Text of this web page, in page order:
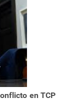
en TCP